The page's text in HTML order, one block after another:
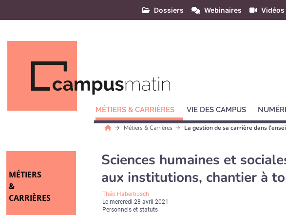
Dossiers Webinaires Vidéos
MÉTIERS & CARRIÈRES VIE DES CAMPUS
Métiers & Carrières La gestion de sa carrière dans
MÉTIERS
&
CARRIÈRES
Sciences humaines et
aux institutions, chantier à
Théo Haberbusch
Lemercredi 28 avril 2021
Personnels et statuts